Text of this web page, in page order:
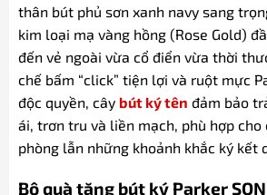
thân bút phủ sơn xanh navy sang
kim loại mạ vàng hồng (Rose Gold)
đến vẻ ngoài vừa cổ điển vừa thời
chế bấm “click” tiện lợi và ruột mực
độc quyền, cây bút ký tên đảm bảo
ái, trơn tru và liền mạch, phù hợp cho
phòng lẫn những khoảnh khắc ký kết
Bộ quà tặng bút ký Parker SON